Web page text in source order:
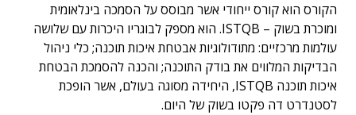
הקורס הוא קורס ייחודי אשר מבוסס על הסמכה בינלאומית
ומוכרת בשוק – ISTQB. הוא מספק לבוגריו היכרות עם שלושה
עולמות מרכזיים: מתודולוגיות אבטחת איכות תוכנה; כלי ניהול
הבדיקות המלווים את בודק התוכנה; והכנה להסמכת הבטחת
איכות תוכנה ISTQB, היחידה מסוגה בעולם, אשר הופכת
לסטנדרט דה פקטו בשוק של היום.